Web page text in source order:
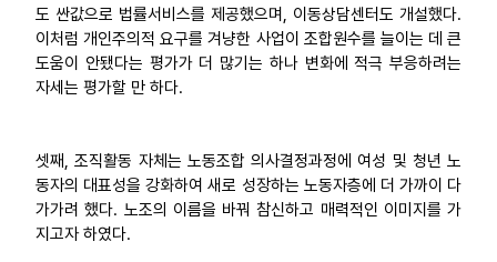
도 싼값으로 법률서비스를 제공했으며, 이동상담센터도 개설했다.
이처럼 개인주의적 요구를 겨냥한 사업이 조합원수를 늘이는 데 큰
도움이 안됐다는 평가가 더 많기는 하나 변화에 적극 부응하려는
자세는 평가할 만 하다.
셋째, 조직활동 자체는 노동조합 의사결정과정에 여성 및 청년 노
동자의 대표성을 강화하여 새로 성장하는 노동자층에 더 가까이 다
가가려 했다. 노조의 이름을 바꿔 참신하고 매력적인 이미지를 가
지고자 하였다.